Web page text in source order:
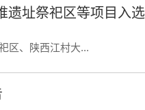
遗址祭祀区等项目入选
区、陕西江村大...